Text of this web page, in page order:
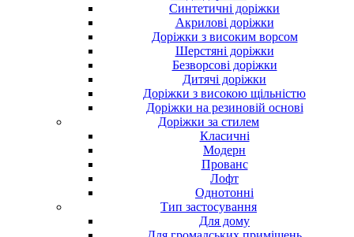
Синтетичні доріжки
Акрилові доріжки
Доріжки з високим ворсом
Шерстяні доріжки
Безворсові доріжки
Дитячі доріжки
Доріжки з високою щільністю
Доріжки на резиновій основі
Доріжки за стилем
Класичні
Модерн
Прованс
Лофт
Однотонні
Тип застосування
Для дому